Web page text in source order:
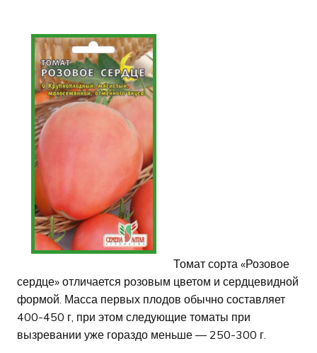
Томат сорта «Розовое
сердце» отличается розовым цветом и сердцевидной
формой. Масса первых плодов обычно составляет
400-450 г, при этом следующие томаты при
вызревании уже гораздо меньше — 250-300 г.